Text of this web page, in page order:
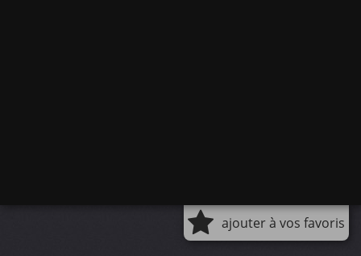
ajouter à vos favoris